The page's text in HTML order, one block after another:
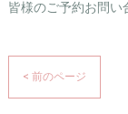
皆様のご予約お問い
< 前のページ